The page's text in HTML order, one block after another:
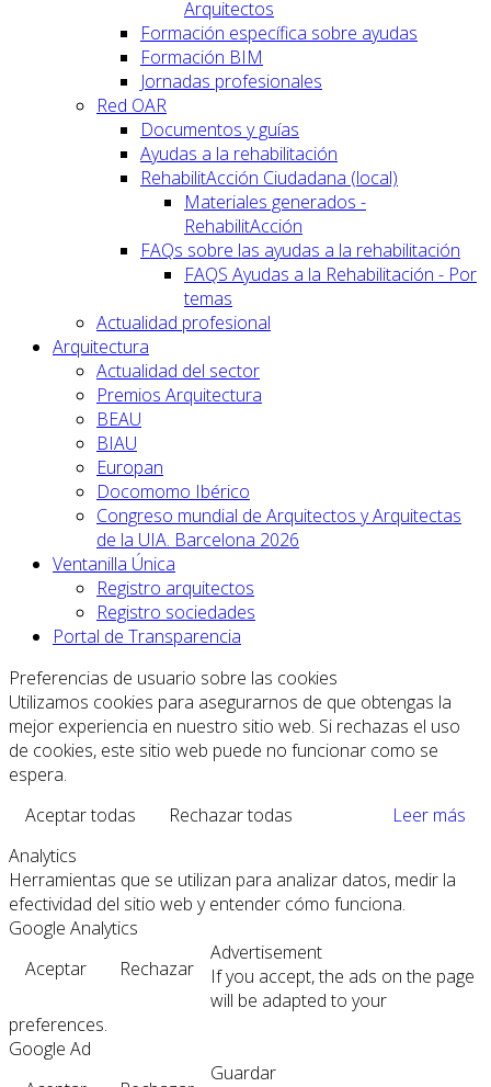
Arquitectos
Formación específica sobre ayudas
Formación BIM
Jornadas profesionales
Red OAR
Documentos y guías
Ayudas a la rehabilitación
RehabilitAcción Ciudadana (local)
Materiales generados -
RehabilitAcción
FAQs sobre las ayudas a la rehabilitación
FAQS Ayudas a la Rehabilitación - Por
temas
Actualidad profesional
Arquitectura
Actualidad del sector
Premios Arquitectura
BEAU
BIAU
Europan
Docomomo Ibérico
Congreso mundial de Arquitectos y Arquitectas
de la UIA. Barcelona 2026
Ventanilla Única
Registro arquitectos
Registro sociedades
Portal de Transparencia
Preferencias de usuario sobre las cookies
Utilizamos cookies para asegurarnos de que obtengas la
mejor experiencia en nuestro sitio web. Si rechazas el uso
de cookies, este sitio web puede no funcionar como se
espera.
Aceptar todas
Rechazar todas
Leer más
Analytics
Herramientas que se utilizan para analizar datos, medir la
efectividad del sitio web y entender cómo funciona.
Google Analytics
Aceptar
Rechazar
Advertisement
If you accept, the ads on the page
will be adapted to your
preferences.
Google Ad
Guardar